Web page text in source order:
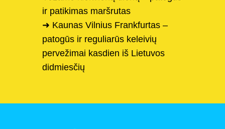
ir patikimas maršrutas
➜ Kaunas Vilnius Frankfurtas –
patogūs ir reguliarūs keleivių
pervežimai kasdien iš Lietuvos
didmiesčių